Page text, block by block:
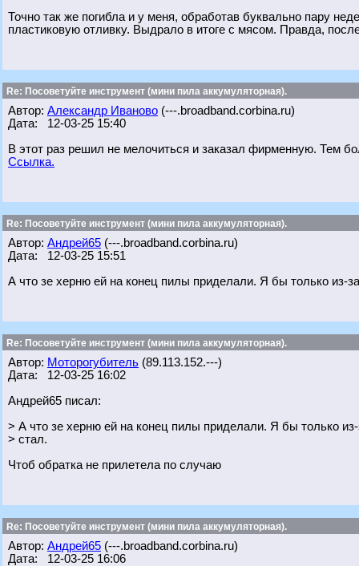
Точно так же погибла и у меня, обработав буквально пару
пластиковую отливку. Выдрало в итоге с мясом. Правда,
Re: Посоветуйте инструмент (мини пила аккумуляторная).
Автор: Александр Иваново (---.broadband.corbina.ru)
Дата: 12-03-25 15:40
В этот раз решил не мелочиться и заказал фирменную. Тем
Ссылка.
Re: Посоветуйте инструмент (мини пила аккумуляторная).
Автор: Андрей65 (---.broadband.corbina.ru)
Дата: 12-03-25 15:51
А что зе херню ей на конец пилы приделали. Я бы только из-
Re: Посоветуйте инструмент (мини пила аккумуляторная).
Автор: Моторогубитель (89.113.152.---)
Дата: 12-03-25 16:02
Андрей65 писал:
> А что зе херню ей на конец пилы приделали. Я бы только из-
> стал.
Чтоб обратка не прилетела по случаю
Re: Посоветуйте инструмент (мини пила аккумуляторная).
Автор: Андрей65 (---.broadband.corbina.ru)
Дата: 12-03-25 16:06